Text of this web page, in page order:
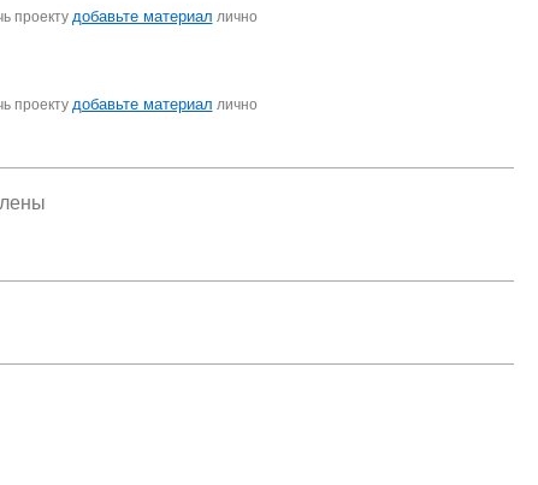
проекту добавьте материал лично
проекту добавьте материал лично